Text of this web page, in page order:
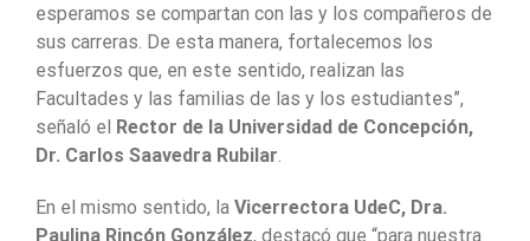
esperamos se compartan con las y los compañeros de
sus carreras. De esta manera, fortalecemos los
esfuerzos que, en este sentido, realizan las
Facultades y las familias de las y los estudiantes”,
señaló el Rector de la Universidad de Concepción,
Dr. Carlos Saavedra Rubilar.
En el mismo sentido, la Vicerrectora UdeC, Dra.
Paulina Rincón González, destacó que “para nuestra